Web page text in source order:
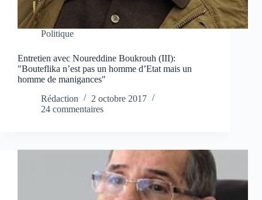
Politique
Entretien avec Noureddine Boukrouh (III):
"Bouteflika n’est pas un homme d’Etat mais un
homme de manigances"
Rédaction
2 octobre 2017
24 commentaires